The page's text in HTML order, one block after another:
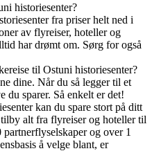
historiesenter?
fra priser helt ned i
av flyreiser, hoteller og
har drømt om. Sørg for også
til Ostuni historiesenter?
dine. Når du så legger til et
du sparer. Så enkelt er det!
kan du spare stort på ditt
alt fra flyreiser og hoteller til
og over 1
å velge blant, er